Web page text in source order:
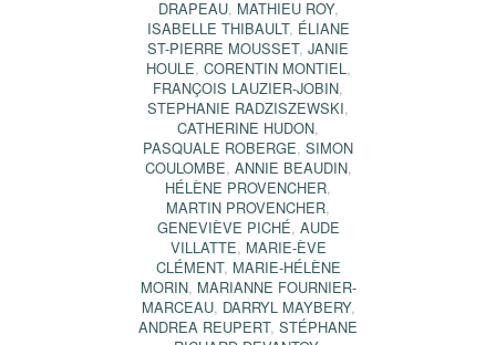
DRAPEAU, MATHIEU ROY,
ISABELLE THIBAULT, ÉLIANE
ST-PIERRE MOUSSET, JANIE
HOULE, CORENTIN MONTIEL,
FRANÇOIS LAUZIER-JOBIN,
STEPHANIE RADZISZEWSKI,
CATHERINE HUDON,
PASQUALE ROBERGE, SIMON
COULOMBE, ANNIE BEAUDIN,
HÉLÈNE PROVENCHER,
MARTIN PROVENCHER,
GENEVIÈVE PICHÉ, AUDE
VILLATTE, MARIE-ÈVE
CLÉMENT, MARIE-HÉLÈNE
MORIN, MARIANNE FOURNIER-
MARCEAU, DARRYL MAYBERY,
ANDREA REUPERT, STÉPHANE